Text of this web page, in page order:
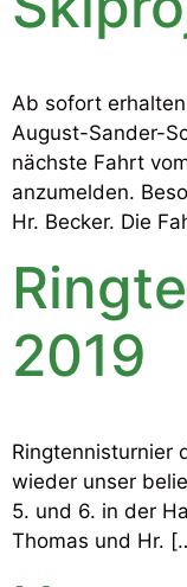
Ab sofort
August-Sander-
nächste Fahrt
anzumelden.
Hr. Becker. Die
2019
Ringtennisturnier
wieder unser
5. und 6. in der
Thomas und Hr.